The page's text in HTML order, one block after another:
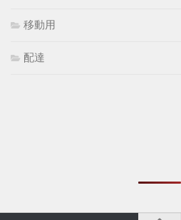
移動用
配達